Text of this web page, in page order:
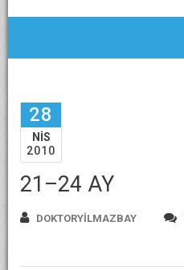
28
NIS
2010
21–24 AY
DOKTORYILMAZBAY